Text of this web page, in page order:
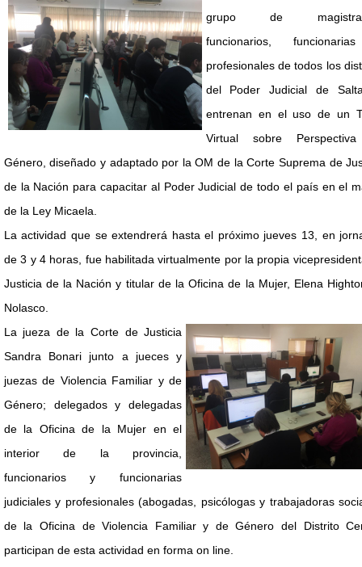
grupo de
funcionarios,
profesionales de todos los
del Poder Judicial de
entrenan en el uso de un
Virtual sobre
Género, diseñado y adaptado por la OM de la Corte Suprema de
de la Nación para capacitar al Poder Judicial de todo el país en el
de la Ley Micaela.
La actividad que se extendrerá hasta el próximo jueves 13, en
de 3 y 4 horas, fue habilitada virtualmente por la propia
Justicia de la Nación y titular de la Oficina de la Mujer, Elena
Nolasco.
La jueza de la Corte de Justicia
Sandra Bonari junto a jueces y
juezas de Violencia Familiar y de
Género; delegados y delegadas
de la Oficina de la Mujer en el
interior de la provincia,
funcionarios y funcionarias
judiciales y profesionales (abogadas, psicólogas y trabajadoras
de la Oficina de Violencia Familiar y de Género del Distrito
participan de esta actividad en forma on line.